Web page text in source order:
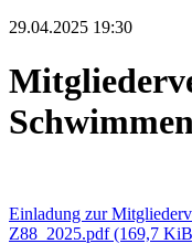
29.04.2025 19:30
Einladung zur
Z88_2025.pdf(169,7